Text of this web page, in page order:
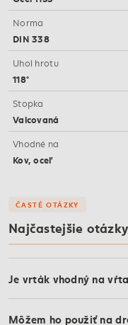
Norma
DIN 338
Uhol hrotu
118°
Stopka
Valcovaná
Vhodné na
Kov, oceľ
ČASTÉ OTÁZKY
Najčastejšie
Je vrták vhodný na
Môžem ho použiť na